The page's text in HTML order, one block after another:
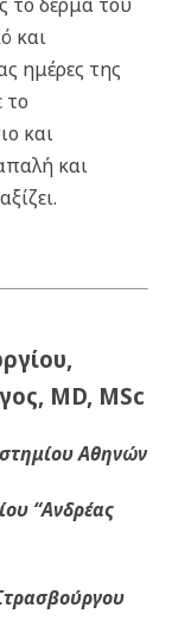
και
ημέρες της
το
και
και
MD, MSc
Αθηνών
“Ανδρέας